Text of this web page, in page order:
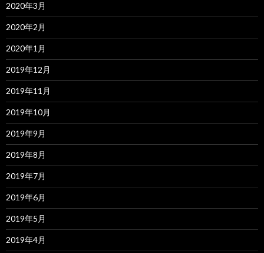
2020年3月
2020年2月
2020年1月
2019年12月
2019年11月
2019年10月
2019年9月
2019年8月
2019年7月
2019年6月
2019年5月
2019年4月